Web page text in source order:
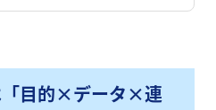
「目的×データ×連